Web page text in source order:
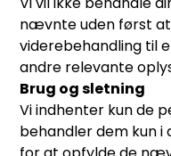
nævnte uden først
viderebehandling til
andre relevante
Brug og sletning
Vi indhenter kun de
behandler dem kun i